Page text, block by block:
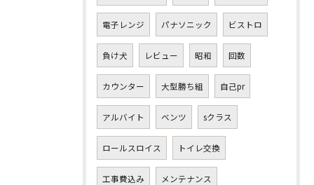
電子レンジ パナソニック ビストロ
負け犬 レビュー 昭和 回数
カウンター 大型勝ち組 自己pr
アルバイト ベンツ sクラス
ロールスロイス トイレ交換
工事費込み メンテナンス